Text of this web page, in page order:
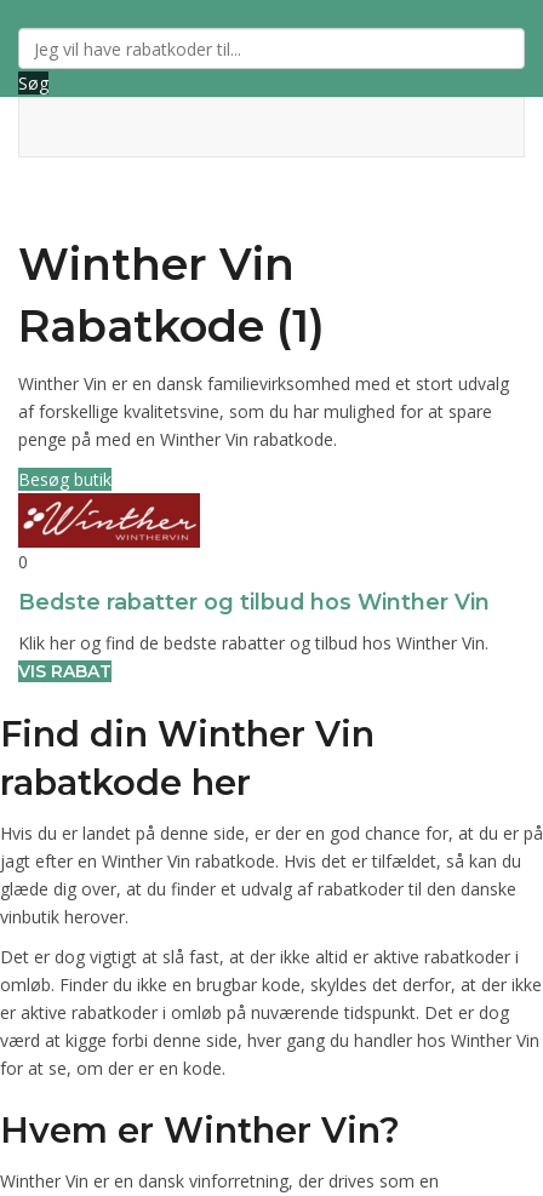
Søg
Winther Vin
Rabatkode (1)
Winther Vin er en dansk familievirksomhed med et stort udvalg
af forskellige kvalitetsvine, som du har mulighed for at spare
penge på med en Winther Vin rabatkode.
Besøg butik
0
Bedste rabatter og tilbud hos Winther Vin
Klik her og find de bedste rabatter og tilbud hos Winther Vin.
VIS RABAT
Find din Winther Vin
rabatkode her
Hvis du er landet på denne side, er der en god chance for, at du er på
jagt efter en Winther Vin rabatkode. Hvis det er tilfældet, så kan du
glæde dig over, at du finder et udvalg af rabatkoder til den danske
vinbutik herover.
Det er dog vigtigt at slå fast, at der ikke altid er aktive rabatkoder i
omløb. Finder du ikke en brugbar kode, skyldes det derfor, at der ikke
er aktive rabatkoder i omløb på nuværende tidspunkt. Det er dog
værd at kigge forbi denne side, hver gang du handler hos Winther Vin
for at se, om der er en kode.
Hvem er Winther Vin?
Winther Vin er en dansk vinforretning, der drives som en